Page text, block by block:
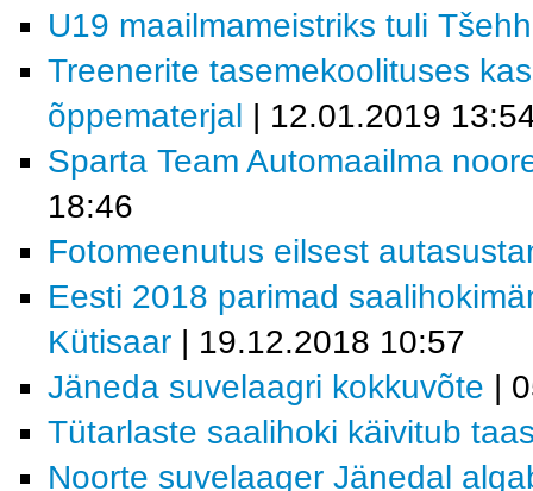
U19 maailmameistriks tuli
Treenerite tasemekoolituses
õppematerjal | 12.01.2019
Sparta Team Automaailma
18:46
Fotomeenutus eilsest
Eesti 2018 parimad
Kütisaar | 19.12.2018 10:57
Jäneda suvelaagri kokkuvõte |
Tütarlaste saalihoki käivitub
Noorte suvelaager Jänedal